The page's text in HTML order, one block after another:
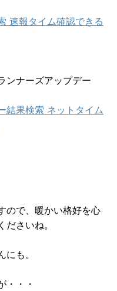
速報タイム確認できる
ンナーズアップデー
結果検索 ネットタイム
ので、暖かい格好を心
さいね。
も。
・・・